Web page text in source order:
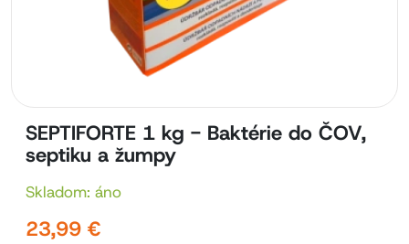
SEPTIFORTE 1 kg - Baktérie do ČOV,
septiku a žumpy
Skladom: áno
23,99 €